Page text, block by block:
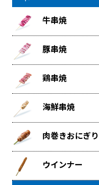
牛串焼
豚串焼
鶏串焼
海鮮串焼
肉巻きおにぎり
ウインナー